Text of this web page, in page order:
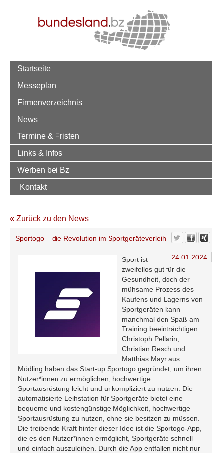
Startseite
Messeplan
Firmenverzeichnis
News
Termine & Fristen
Links & Infos
Werben bei Bz
Kontakt
« Zurück zu den News
Sportogo – die Revolution im Sportgeräteverleih
24.01.2024
Sport ist
zweifellos gut für die
Gesundheit, doch der
mühsame Prozess des
Kaufens und Lagerns von
Sportgeräten kann
manchmal den Spaß am
Training beeinträchtigen.
Christoph Pellarin,
Christian Resch und
Matthias Mayr aus
Mödling haben das Start-up Sportogo gegründet, um ihren
Nutzer*innen zu ermöglichen, hochwertige
Sportausrüstung leicht und unkompliziert zu nutzen. Die
automatisierte Leihstation für Sportgeräte bietet eine
bequeme und kostengünstige Möglichkeit, hochwertige
Sportausrüstung zu nutzen, ohne sie besitzen zu müssen.
Die treibende Kraft hinter dieser Idee ist die Sportogo-App,
die es den Nutzer*innen ermöglicht, Sportgeräte schnell
und einfach auszuleihen. Durch die App entfallen nicht nur